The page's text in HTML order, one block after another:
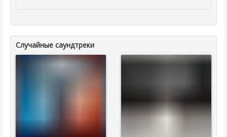
Случайные саундтреки